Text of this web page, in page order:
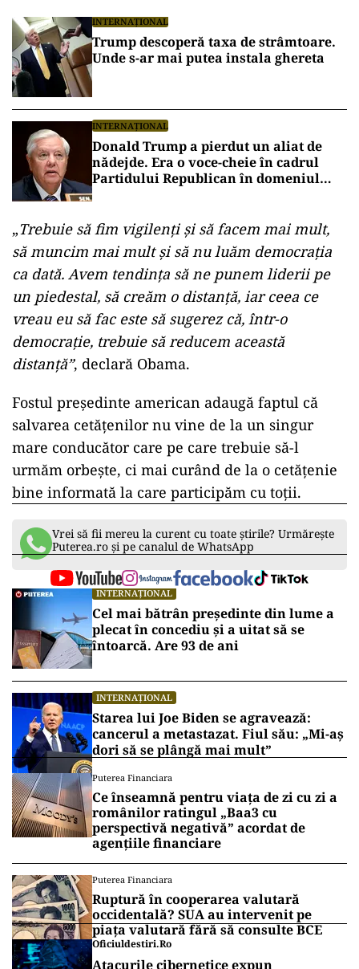
INTERNAȚIONAL
Trump descoperă taxa de strâmtoare.
Unde s-ar mai putea instala ghereta
INTERNAȚIONAL
Donald Trump a pierdut un aliat de
nădejde. Era o voce-cheie în cadrul
Partidului Republican în domeniul
„Trebuie să fim vigilenţi şi să facem mai mult,
să muncim mai mult şi să nu luăm democraţia
ca dată. Avem tendinţa să ne punem liderii pe
un piedestal, să creăm o distanţă, iar ceea ce
vreau eu să fac este să sugerez că, într-o
democraţie, trebuie să reducem această
distanţă”, declară Obama.
Fostul președinte american adaugă faptul că
salvarea cetățenilor nu vine de la un singur
mare conducător care pe care trebuie să-l
urmăm orbeşte, ci mai curând de la o cetăţenie
bine informată la care participăm cu toţii.
Vrei să fii mereu la curent cu toate știrile? Urmărește
Puterea.ro și pe canalul de WhatsApp
INTERNAȚIONAL
Cel mai bătrân președinte din lume a
plecat în concediu și a uitat să se
întoarcă. Are 93 de ani
INTERNAȚIONAL
Starea lui Joe Biden se agravează:
cancerul a metastazat. Fiul său: „Mi-aș
dori să se plângă mai mult”
Puterea Financiara
Ce înseamnă pentru viața de zi cu zi a
românilor ratingul „Baa3 cu
perspectivă negativă” acordat de
agențiile financiare
Puterea Financiara
Ruptură în cooperarea valutară
occidentală? SUA au intervenit pe
piața valutară fără să consulte BCE
Oficiuldestiri.ro
Atacurile cibernetice expun